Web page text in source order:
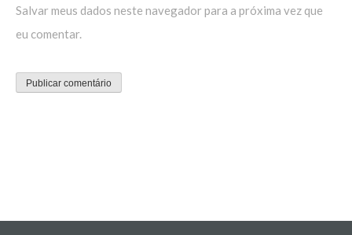
Salvar meus dados neste navegador para a próxima vez que
eu comentar.